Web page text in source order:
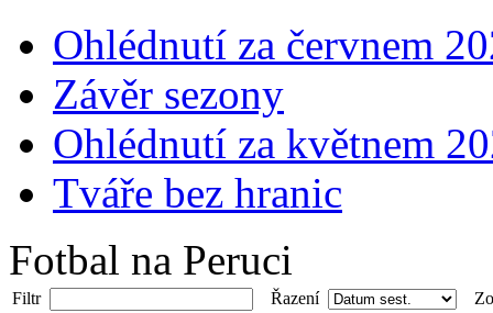
Ohlédnutí za červnem
Závěr sezony
Ohlédnutí za květnem
Tváře bez hranic
Fotbal na Peruci
Filtr Řazení